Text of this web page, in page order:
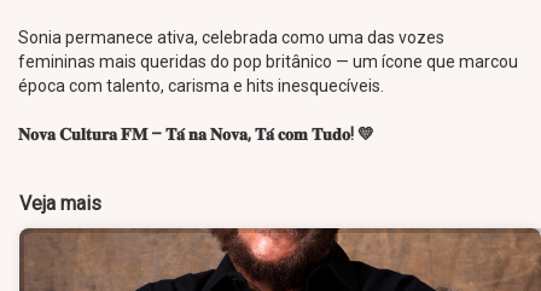
Sonia permanece ativa, celebrada como uma das vozes
femininas mais queridas do pop britânico — um ícone que marcou
época com talento, carisma e hits inesquecíveis.
𝐍𝐨𝐯𝐚 𝐂𝐮𝐥𝐭𝐮𝐫𝐚 𝐅𝐌 – 𝐓𝐚́ 𝐧𝐚 𝐍𝐨𝐯𝐚, 𝐓𝐚́ 𝐜𝐨𝐦 𝐓𝐮𝐝𝐨! 💛
Veja mais